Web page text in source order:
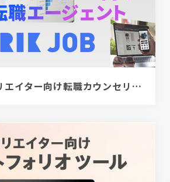
[PR]経験者クリエイター向け転職カウンセリング｜デザイナー / ディレクター / エンジニア